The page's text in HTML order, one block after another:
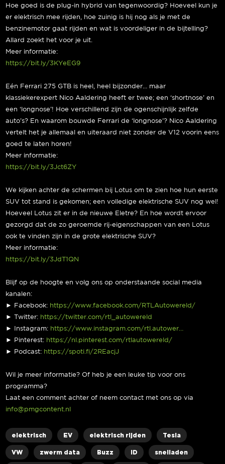
Hoe goed is de plug-in hybrid van tegenwoordig? Hoeveel kun je
er elektrisch mee rijden, hoe zuinig is hij nog als je met de
benzinemotor gaat rijden en wat is voordeliger in de bijtelling?
Allard zoekt het voor je uit.
Meer informatie:
https://bit.ly/3KYeEG9
Eén Ferrari 275 GTB is heel, heel bijzonder… maar
klassiekerexpert Nico Aaldering heeft er twee; een ‘shortnose’ en
een ‘longnose’! Hoe verschillend zijn de ogenschijnlijk zelfde
auto’s? En waarom bouwde Ferrari de ‘longnose’? Nico Aaldering
vertelt het je allemaal en uiteraard niet zonder de V12 voorin eens
goed te laten horen!
Meer informatie:
https://bit.ly/3Jct6ZY
We kijken achter de schermen bij Lotus om te zien hoe hun eerste
SUV tot stand is gekomen; een volledige elektrische SUV nog wel!
Hoeveel Lotus zit er in de nieuwe Eletre? En hoe wordt ervoor
gezorgd dat de zo geroemde rij-eigenschappen van een Lotus
ook te vinden zijn in de grote elektrische SUV?
Meer informatie:
https://bit.ly/3JdT1QN
Blijf op de hoogte en volg ons op onderstaande social media
kanalen:
► Facebook: https://www.facebook.com/RTLAutowereld/
► Twitter: https://twitter.com/rtl_autowereld
► Instagram: https://www.instagram.com/rtl.autower…
► Pinterest: https://nl.pinterest.com/rtlautowereld/
► Podcast: https://spoti.fi/2REacjJ
Wil je meer informatie? Of heb je een leuke tip voor ons
programma?
Laat een comment achter of neem contact met ons op via
info@pmgcontent.nl
elektrisch EV elektrisch rijden Tesla
VW zwerm data Buzz ID snelladen